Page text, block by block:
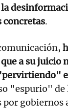
.
a su juicio
"espurio" de
por gobiernos